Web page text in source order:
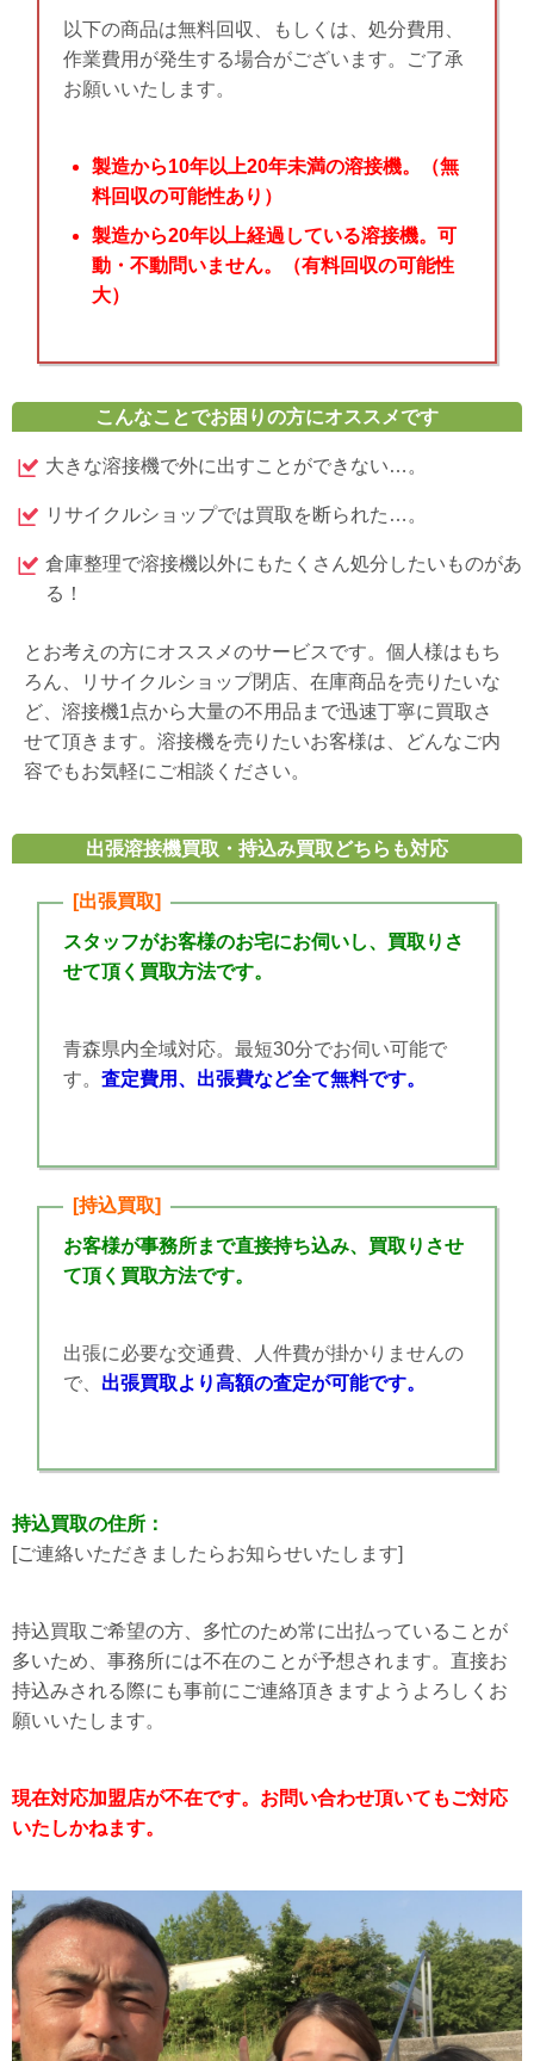
以下の商品は無料回収、もしくは、処分費用、
作業費用が発生する場合がございます。ご了承
お願いいたします。
製造から10年以上20年未満の溶接機。（無
料回収の可能性あり）
製造から20年以上経過している溶接機。可
動・不動問いません。（有料回収の可能性
大）
こんなことでお困りの方にオススメです
大きな溶接機で外に出すことができない…。
リサイクルショップでは買取を断られた…。
倉庫整理で溶接機以外にもたくさん処分したいものがあ
る！
とお考えの方にオススメのサービスです。個人様はもち
ろん、リサイクルショップ閉店、在庫商品を売りたいな
ど、溶接機1点から大量の不用品まで迅速丁寧に買取さ
せて頂きます。溶接機を売りたいお客様は、どんなご内
容でもお気軽にご相談ください。
出張溶接機買取・持込み買取どちらも対応
[出張買取]
スタッフがお客様のお宅にお伺いし、買取りさ
せて頂く買取方法です。
青森県内全域対応。最短30分でお伺い可能で
す。 査定費用、出張費など全て無料です。
[持込買取]
お客様が事務所まで直接持ち込み、買取りさせ
て頂く買取方法です。
出張に必要な交通費、人件費が掛かりませんの
で、 出張買取より高額の査定が可能です。
持込買取の住所：
[ご連絡いただきましたらお知らせいたします]
持込買取ご希望の方、多忙のため常に出払っていることが
多いため、事務所には不在のことが予想されます。直接お
持込みされる際にも事前にご連絡頂きますようよろしくお
願いいたします。
現在対応加盟店が不在です。お問い合わせ頂いてもご対応
いたしかねます。